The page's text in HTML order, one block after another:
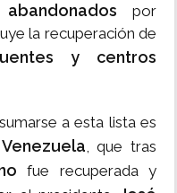
por
la recuperación de
y centros
a esta lista es
, que tras
fue recuperada y